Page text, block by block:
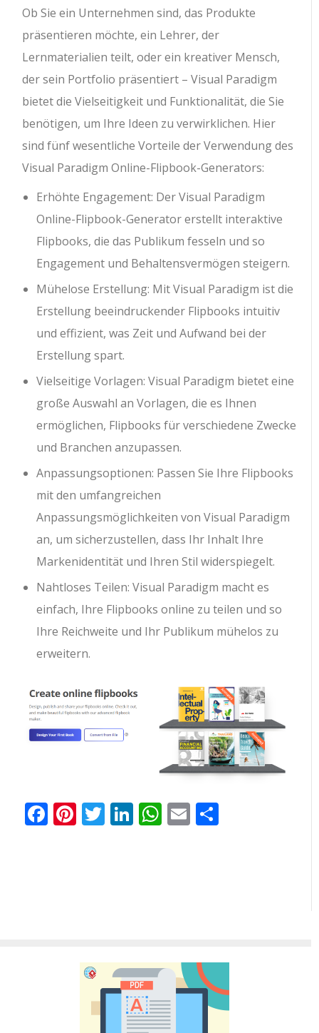
Ob Sie ein Unternehmen sind, das Produkte
präsentieren möchte, ein Lehrer, der
Lernmaterialien teilt, oder ein kreativer Mensch,
der sein Portfolio präsentiert – Visual Paradigm
bietet die Vielseitigkeit und Funktionalität, die Sie
benötigen, um Ihre Ideen zu verwirklichen. Hier
sind fünf wesentliche Vorteile der Verwendung des
Visual Paradigm Online-Flipbook-Generators:
Erhöhte Engagement: Der Visual Paradigm
Online-Flipbook-Generator erstellt interaktive
Flipbooks, die das Publikum fesseln und so
Engagement und Behaltensvermögen steigern.
Mühelose Erstellung: Mit Visual Paradigm ist die
Erstellung beeindruckender Flipbooks intuitiv
und effizient, was Zeit und Aufwand bei der
Erstellung spart.
Vielseitige Vorlagen: Visual Paradigm bietet eine
große Auswahl an Vorlagen, die es Ihnen
ermöglichen, Flipbooks für verschiedene Zwecke
und Branchen anzupassen.
Anpassungsoptionen: Passen Sie Ihre Flipbooks
mit den umfangreichen
Anpassungsmöglichkeiten von Visual Paradigm
an, um sicherzustellen, dass Ihr Inhalt Ihre
Markenidentität und Ihren Stil widerspiegelt.
Nahtloses Teilen: Visual Paradigm macht es
einfach, Ihre Flipbooks online zu teilen und so
Ihre Reichweite und Ihr Publikum mühelos zu
erweitern.
Facebook
Pinterest
Twitter
LinkedIn
WhatsApp
Email